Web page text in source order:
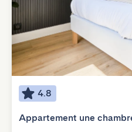
4.8
Appartement une